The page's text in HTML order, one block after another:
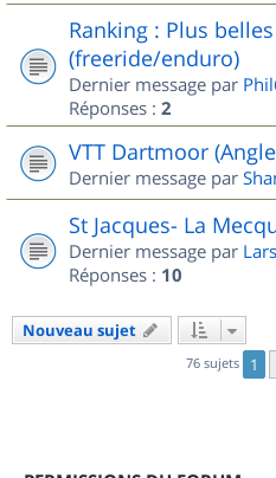
Ranking : Plus
(freeride/enduro)
Dernier message par
Réponses : 2
VTT Dartmoor
Dernier message par
St Jacques- La
Dernier message par
Réponses : 10
Nouveau sujet
76 sujets 1